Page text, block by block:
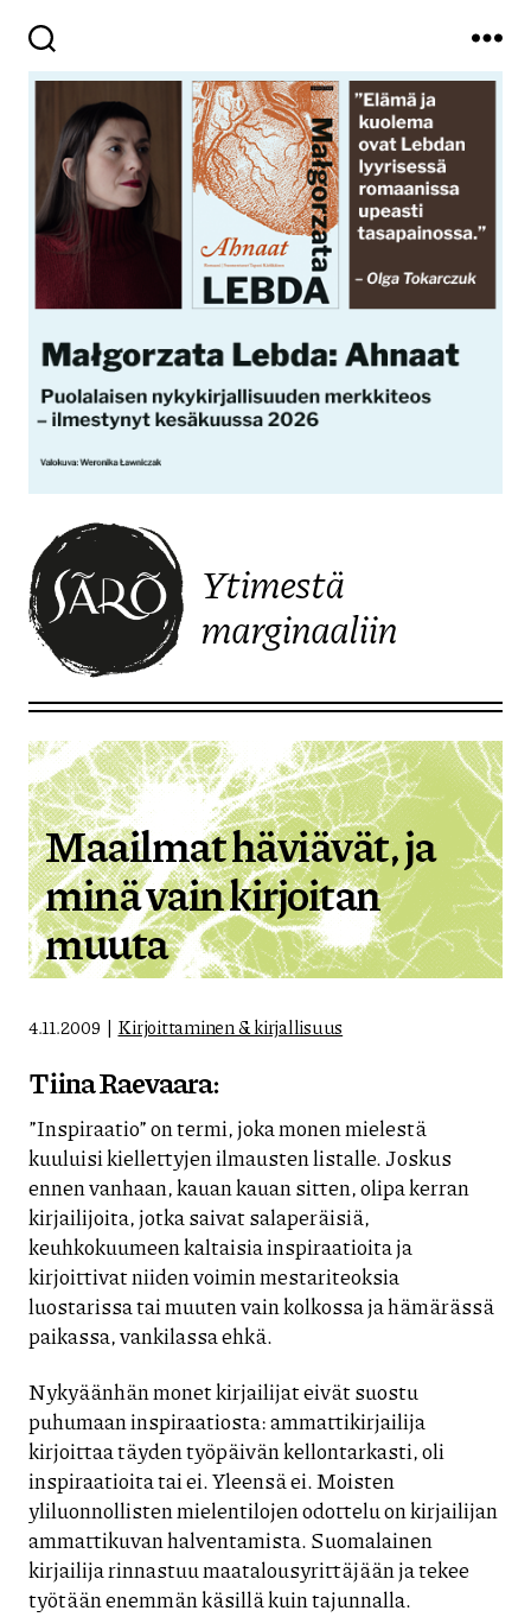
Ytimestä
marginaaliin
Maailmat häviävät, ja
minä vain kirjoitan
muuta
4.11.2009 Kirjoittaminen & kirjallisuus
Tiina Raevaara:
”Inspiraatio” on termi, joka monen mielestä
kuuluisi kiellettyjen ilmausten listalle. Joskus
ennen vanhaan, kauan kauan sitten, olipa kerran
kirjailijoita, jotka saivat salaperäisiä,
keuhkokuumeen kaltaisia inspiraatioita ja
kirjoittivat niiden voimin mestariteoksia
luostarissa tai muuten vain kolkossa ja hämärässä
paikassa, vankilassa ehkä.
Nykyäänhän monet kirjailijat eivät suostu
puhumaan inspiraatiosta: ammattikirjailija
kirjoittaa täyden työpäivän kellontarkasti, oli
inspiraatioita tai ei. Yleensä ei. Moisten
yliluonnollisten mielentilojen odottelu on kirjailijan
ammattikuvan halventamista. Suomalainen
kirjailija rinnastuu maatalousyrittäjään ja tekee
työtään enemmän käsillä kuin tajunnalla.